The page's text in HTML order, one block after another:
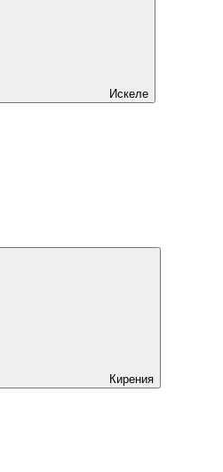
Искеле
Кирения